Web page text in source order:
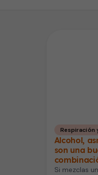
Respiración
Alcohol,
son una
Si mezclas